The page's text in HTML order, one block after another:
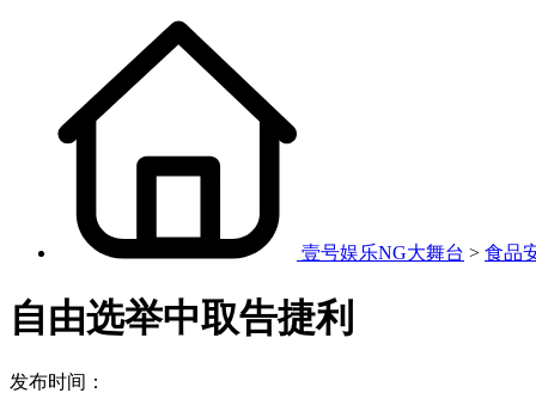
壹号娱乐NG大舞台 > 食品
自由选举中取告捷利
发布时间：